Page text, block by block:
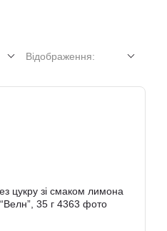
Відображення: